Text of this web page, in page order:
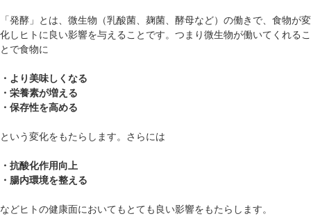
「発酵」とは、微生物（乳酸菌、麹菌、酵母など）の働きで、食物が変
化しヒトに良い影響を与えることです。つまり微生物が働いてくれるこ
とで食物に
・より美味しくなる
・栄養素が増える
・保存性を高める
という変化をもたらします。さらには
・抗酸化作用向上
・腸内環境を整える
などヒトの健康面においてもとても良い影響をもたらします。